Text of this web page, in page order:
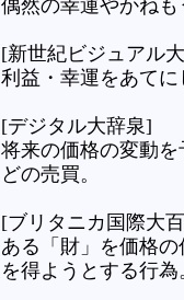
偶然の幸運やかねも
[新世紀ビジュアル
利益・幸運をあてに
[デジタル大辞泉]
将来の価格の変動
どの売買。
[ブリタニカ国際大
ある「財」を価格
を得ようとする行為